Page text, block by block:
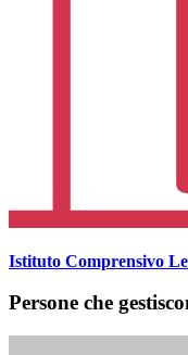
Istituto Comprensivo
Persone che